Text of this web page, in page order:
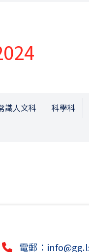
識人文科 科學科
電郵：